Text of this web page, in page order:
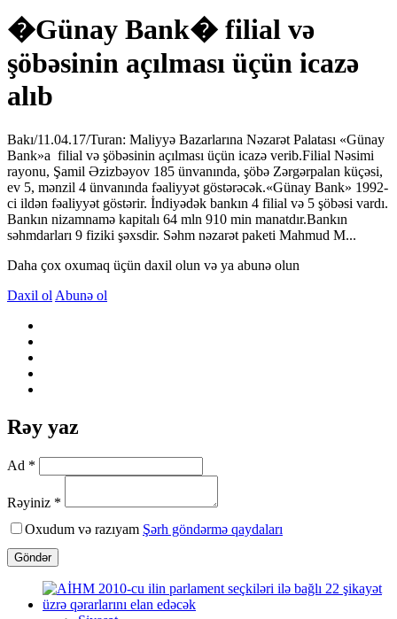
�Günay Bank� filial və
şöbəsinin açılması üçün icazə
alıb
Bakı/11.04.17/Turan: Maliyyə Bazarlarına Nəzarət Palatası «Günay
Bank»a filial və şöbəsinin açılması üçün icazə verib.Filial Nəsimi
rayonu, Şamil Əzizbəyov 185 ünvanında, şöbə Zərgərpalan küçəsi,
ev 5, mənzil 4 ünvanında fəaliyyət göstərəcək.«Günay Bank» 1992-
ci ildən fəaliyyət göstərir. İndiyədək bankın 4 filial və 5 şöbəsi vardı.
Bankın nizamnamə kapitalı 64 mln 910 min manatdır.Bankın
səhmdarları 9 fiziki şəxsdir. Səhm nəzarət paketi Mahmud M...
Daha çox oxumaq üçün daxil olun və ya abunə olun
Daxil ol Abunə ol
Rəy yaz
Ad *
Rəyiniz *
Oxudum və razıyam Şərh göndərmə qaydaları
Göndər